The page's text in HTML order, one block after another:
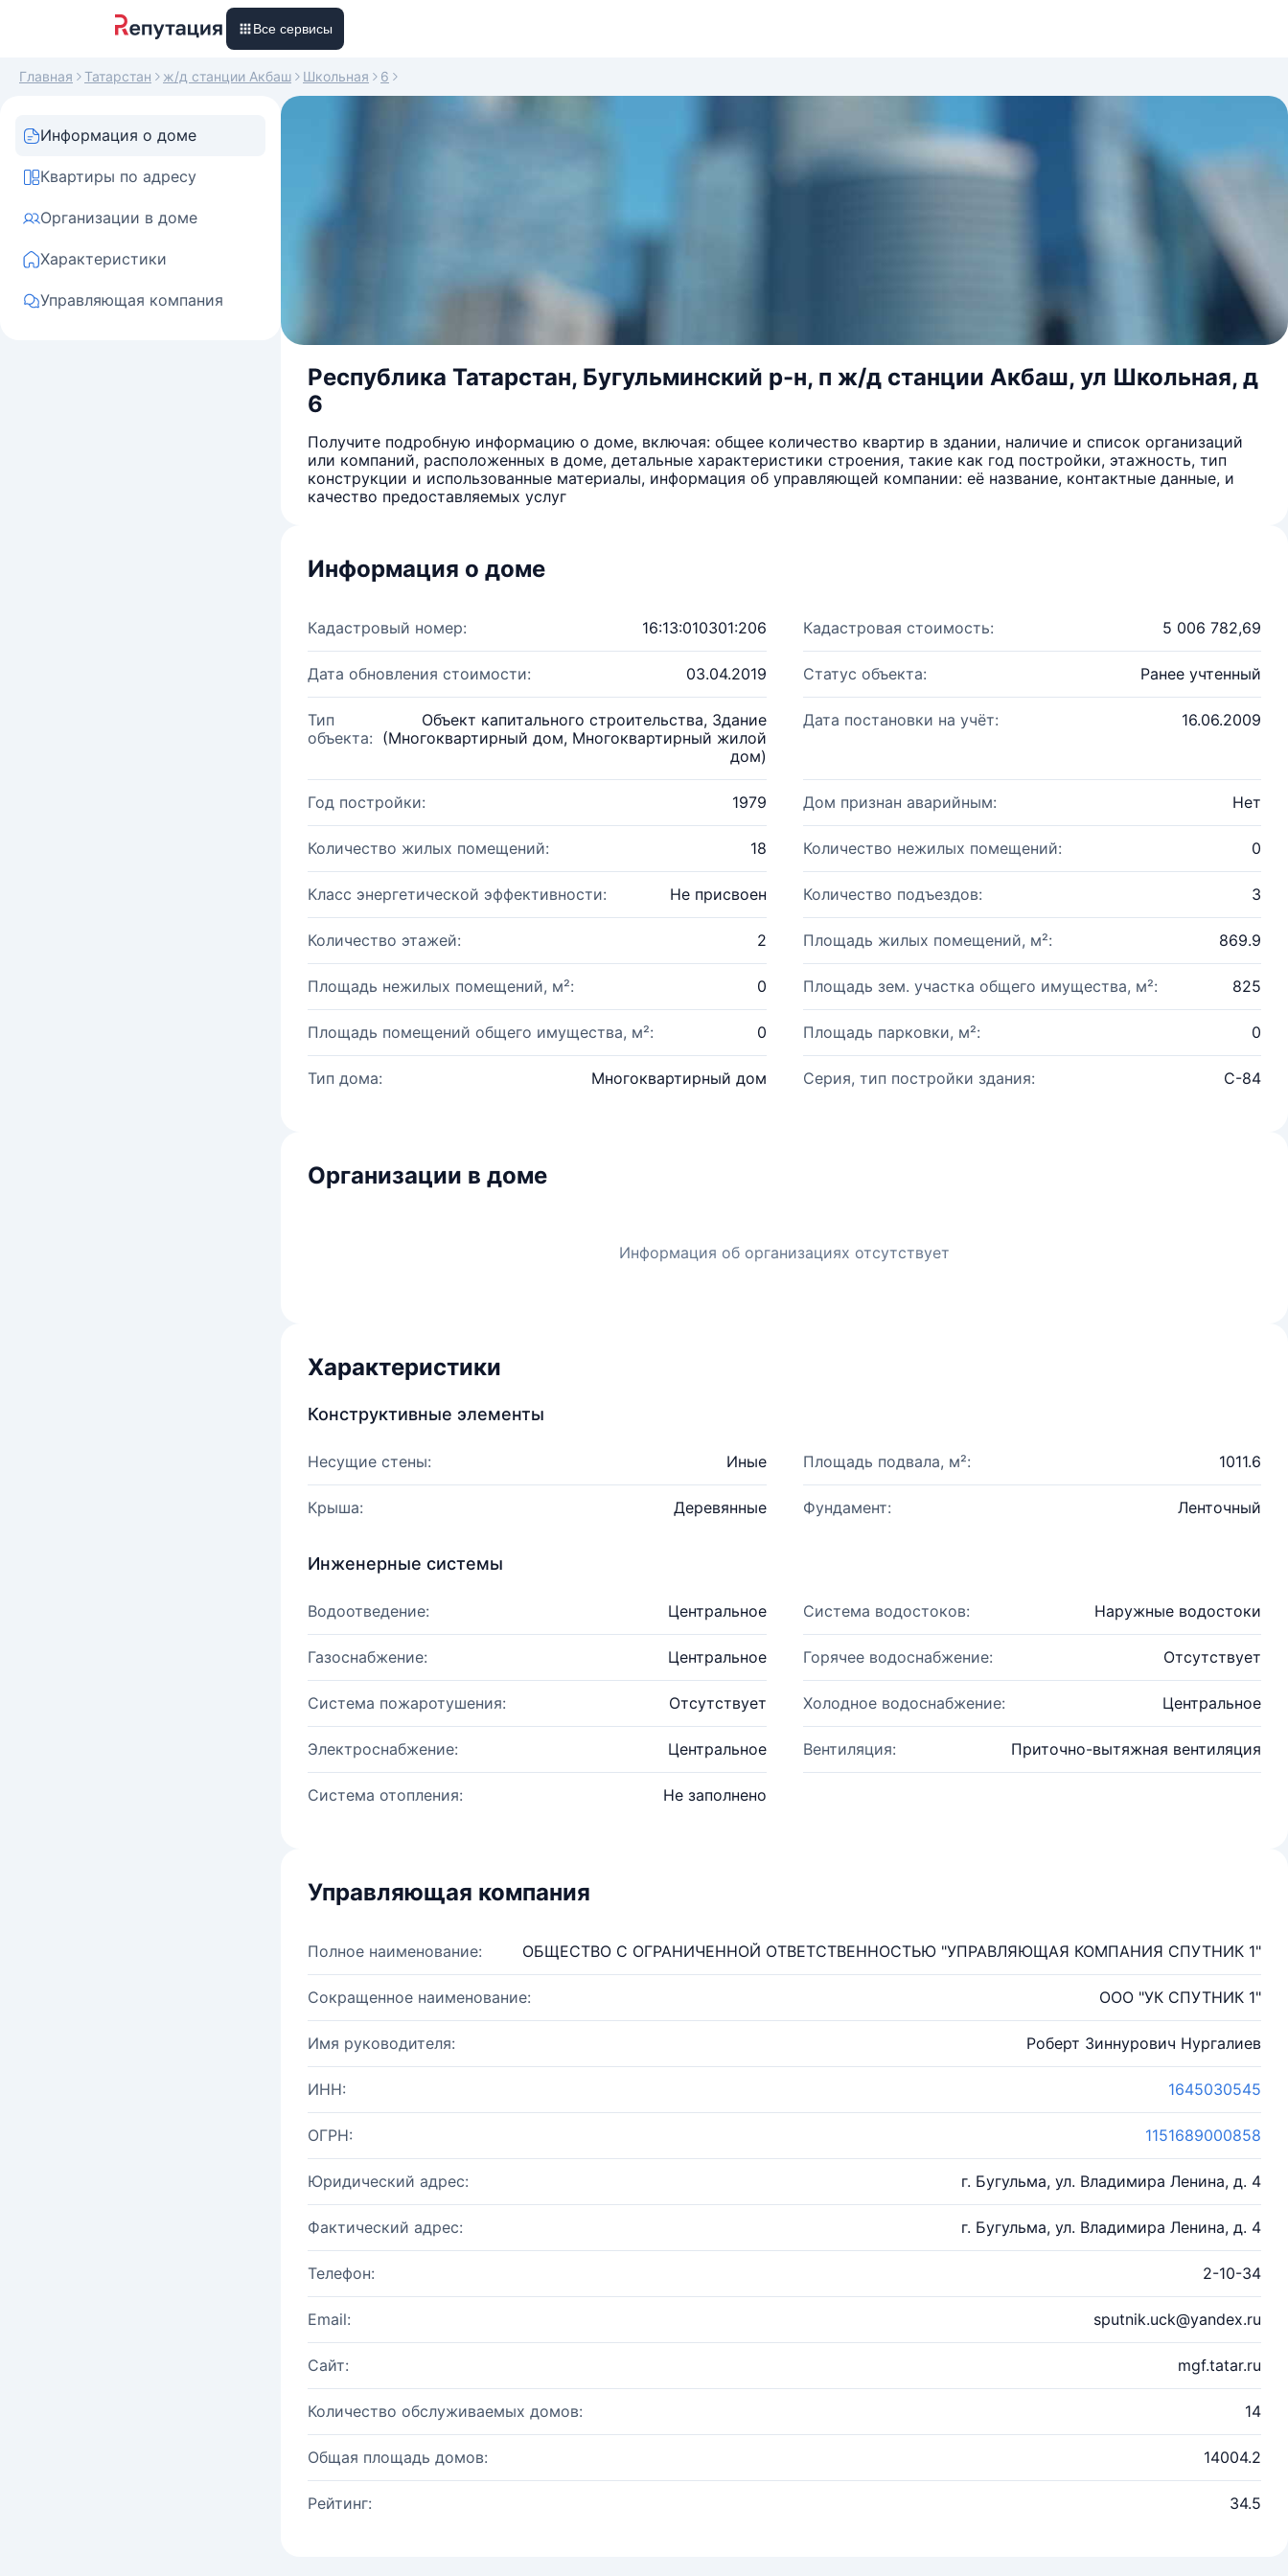
Все сервисы
Главная Татарстан ж/д станции Акбаш Школьная 6
Информация о доме
Квартиры по адресу
Организации в доме
Характеристики
Управляющая компания
Республика Татарстан, Бугульминский р-н, п ж/д станции Акбаш, ул Школьная, д
6
Получите подробную информацию о доме, включая: общее количество квартир в здании, наличие и список организаций
или компаний, расположенных в доме, детальные характеристики строения, такие как год постройки, этажность, тип
конструкции и использованные материалы, информация об управляющей компании: её название, контактные данные, и
качество предоставляемых услуг
Информация о доме
Кадастровый номер: 16:13:010301:206 Кадастровая стоимость: 5 006 782,69
Дата обновления стоимости: 03.04.2019 Статус объекта: Ранее учтенный
Тип
объекта:
Объект капитального строительства, Здание
(Многоквартирный дом, Многоквартирный жилой
дом)
Дата постановки на учёт: 16.06.2009
Год постройки: 1979 Дом признан аварийным: Нет
Количество жилых помещений: 18 Количество нежилых помещений: 0
Класс энергетической эффективности: Не присвоен Количество подъездов: 3
Количество этажей: 2 Площадь жилых помещений, м²: 869.9
Площадь нежилых помещений, м²: 0 Площадь зем. участка общего имущества, м²: 825
Площадь помещений общего имущества, м²: 0 Площадь парковки, м²: 0
Тип дома: Многоквартирный дом Серия, тип постройки здания: C-84
Организации в доме
Информация об организациях отсутствует
Характеристики
Конструктивные элементы
Несущие стены: Иные Площадь подвала, м²: 1011.6
Крыша: Деревянные Фундамент: Ленточный
Инженерные системы
Водоотведение: Центральное Система водостоков: Наружные водостоки
Газоснабжение: Центральное Горячее водоснабжение: Отсутствует
Система пожаротушения: Отсутствует Холодное водоснабжение: Центральное
Электроснабжение: Центральное Вентиляция: Приточно-вытяжная вентиляция
Система отопления: Не заполнено
Управляющая компания
Полное наименование: ОБЩЕСТВО С ОГРАНИЧЕННОЙ ОТВЕТСТВЕННОСТЬЮ "УПРАВЛЯЮЩАЯ КОМПАНИЯ СПУТНИК 1"
Сокращенное наименование: ООО "УК СПУТНИК 1"
Имя руководителя: Роберт Зиннурович Нургалиев
ИНН: 1645030545
ОГРН: 1151689000858
Юридический адрес: г. Бугульма, ул. Владимира Ленина, д. 4
Фактический адрес: г. Бугульма, ул. Владимира Ленина, д. 4
Телефон: 2-10-34
Email: sputnik.uck@yandex.ru
Сайт: mgf.tatar.ru
Количество обслуживаемых домов: 14
Общая площадь домов: 14004.2
Рейтинг: 34.5